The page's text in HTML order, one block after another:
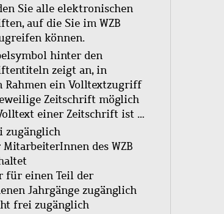
Sie alle elektronischen
auf die Sie im WZB
können.
hinter den
zeigt an, in
Rahmen ein Volltextzugriff
Zeitschrift möglich
einer Zeitschrift ist …
zugänglich
des WZB
für einen Teil der
Jahrgänge zugänglich
frei zugänglich